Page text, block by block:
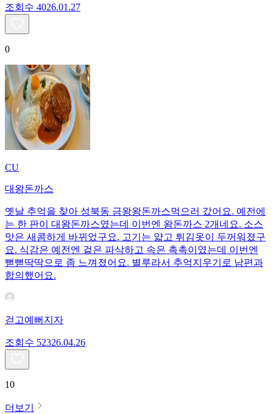
조회수 4026.01.27
0
CU
대왕돈까스
옛날 추억을 찾아 성북동 금왕왕돈까스먹으러 갔어요. 예전에
는 한 판이 대왕돈까스였는데 이번엔 왕돈까스 2개네요. 소스
맛은 새콤하게 바뀌었구요. 고기는 얇고 튀김옷이 두꺼워졌구
요. 식감은 예전엔 겉은 파삭하고 속은 촉촉이였는데 이번엔
뻗뻗딱딱으로 좀 느껴졌어요. 별루라서 추억지우기로 남편과
합의했어요.
걷고예뻐지자
조회수 52326.04.26
10
더보기